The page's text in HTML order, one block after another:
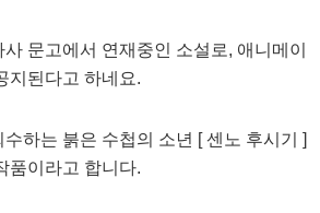
문고에서 연재중인 소설로, 애니메이
지된다고 하네요.
하는 붉은 수첩의 소년 [ 센노 후시기 ]
품이라고 합니다.